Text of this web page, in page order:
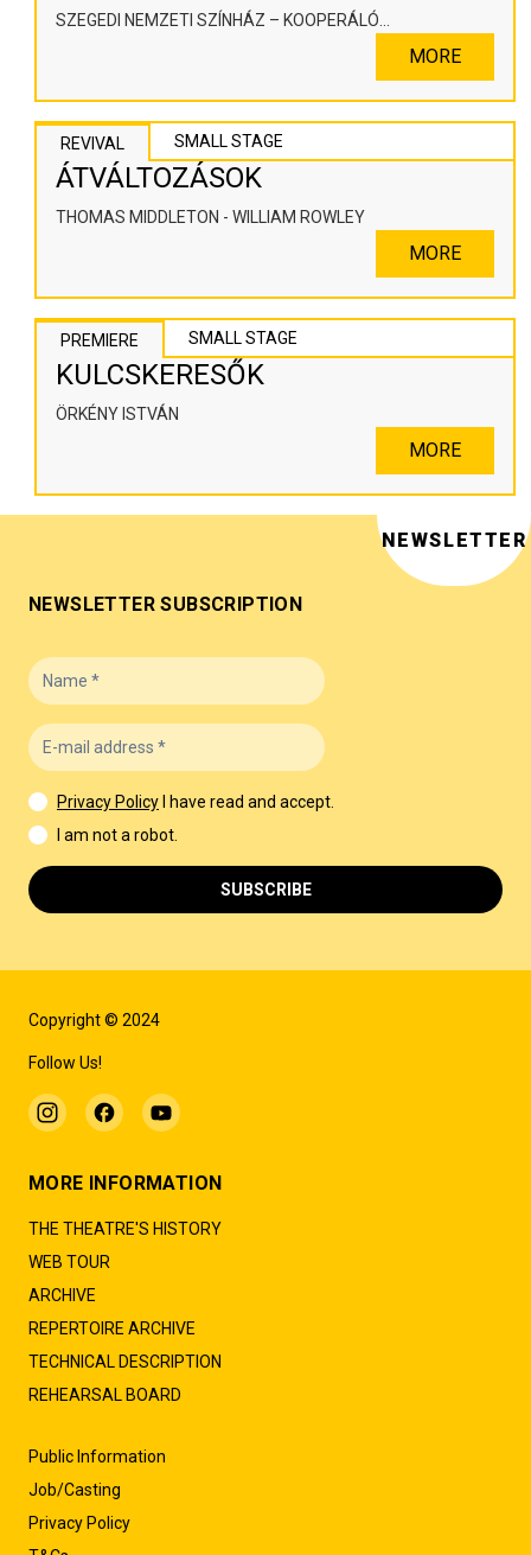
SZEGEDI NEMZETI SZÍNHÁZ – KOOPERÁLÓ
MORE
REVIVAL SMALL STAGE
ÁTVÁLTOZÁSOK
THOMAS MIDDLETON - WILLIAM ROWLEY
MORE
PREMIERE SMALL STAGE
KULCSKERESŐK
ÖRKÉNY ISTVÁN
MORE
Copyright © 2024
Follow Us!
MORE INFORMATION
THE THEATRE'S HISTORY
WEB TOUR
ARCHIVE
REPERTOIRE ARCHIVE
TECHNICAL DESCRIPTION
REHEARSAL BOARD
Public Information
Job/Casting
Privacy Policy
NEWSLETTER
NEWSLETTER SUBSCRIPTION
Privacy Policy
I have read and accept.
I am not a robot.
SUBSCRIBE